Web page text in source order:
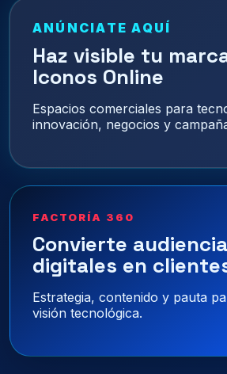
ANÚNCIATE AQUÍ
Haz visible tu
Iconos Online
Espacios comerciales para
innovación, negocios y
FACTORÍA 360
Convierte
digitales en
Estrategia, contenido y pauta
visión tecnológica.